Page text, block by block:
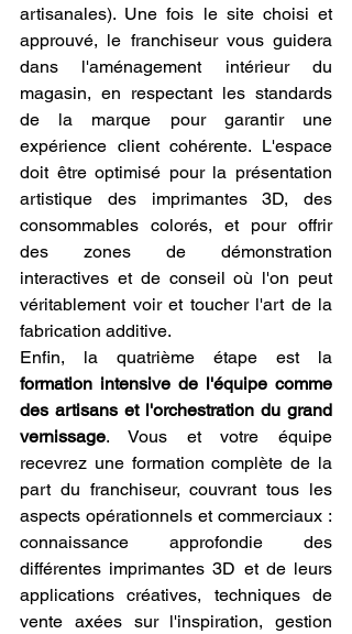
artisanales). Une fois le site choisi et
approuvé, le franchiseur vous guidera
dans l'aménagement intérieur du
magasin, en respectant les standards
de la marque pour garantir une
expérience client cohérente. L'espace
doit être optimisé pour la présentation
artistique des imprimantes 3D, des
consommables colorés, et pour offrir
des zones de démonstration
interactives et de conseil où l'on peut
véritablement voir et toucher l'art de la
fabrication additive.
formation intensive de l'équipe comme
des artisans et l'orchestration du grand
vernissage. Vous et votre équipe
recevrez une formation complète de la
part du franchiseur, couvrant tous les
aspects opérationnels et commerciaux :
connaissance approfondie des
différentes imprimantes 3D et de leurs
applications créatives, techniques de
vente axées sur l'inspiration, gestion